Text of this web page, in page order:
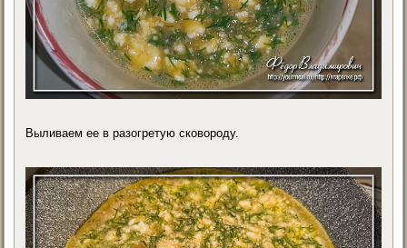
Выливаем ее в разогретую сковороду.